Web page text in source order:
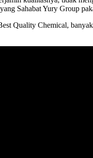
Sahabat Yury Group
Quality Chemical,